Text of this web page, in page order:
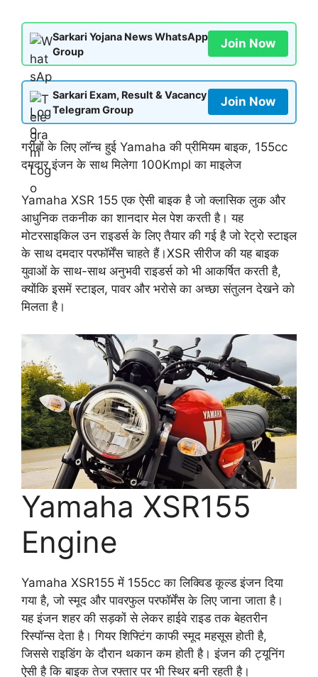
Sarkari Yojana News WhatsApp
Group
Join Now
Sarkari Exam, Result & Vacancy
Telegram Group
Join Now
गरीबों के लिए लॉन्च हुई Yamaha की प्रीमियम बाइक, 155cc
दमदार इंजन के साथ मिलेगा 100Kmpl का माइलेज
Yamaha XSR 155 एक ऐसी बाइक है जो क्लासिक लुक और
आधुनिक तकनीक का शानदार मेल पेश करती है। यह
मोटरसाइकिल उन राइडर्स के लिए तैयार की गई है जो रेट्रो स्टाइल
के साथ दमदार परफॉर्मेंस चाहते हैं।XSR सीरीज की यह बाइक
युवाओं के साथ-साथ अनुभवी राइडर्स को भी आकर्षित करती है,
क्योंकि इसमें स्टाइल, पावर और भरोसे का अच्छा संतुलन देखने को
मिलता है।
Yamaha XSR155
Engine
Yamaha XSR155 में 155cc का लिक्विड कूल्ड इंजन दिया
गया है, जो स्मूद और पावरफुल परफॉर्मेंस के लिए जाना जाता है।
यह इंजन शहर की सड़कों से लेकर हाईवे राइड तक बेहतरीन
रिस्पॉन्स देता है। गियर शिफ्टिंग काफी स्मूद महसूस होती है,
जिससे राइडिंग के दौरान थकान कम होती है। इंजन की ट्यूनिंग
ऐसी है कि बाइक तेज रफ्तार पर भी स्थिर बनी रहती है।